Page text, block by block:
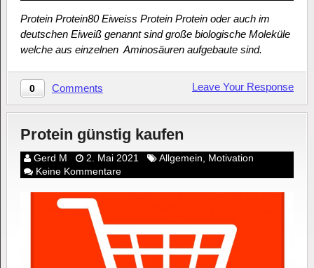
Protein Protein80 Eiweiss Protein Protein oder auch im
deutschen Eiweiß genannt sind große biologische Moleküle
welche aus einzelnen Aminosäuren aufgebaute sind.
0 Comments Leave Your Response
Protein günstig kaufen
Gerd M 2. Mai 2021 Allgemein
Motivation
Keine Kommentare